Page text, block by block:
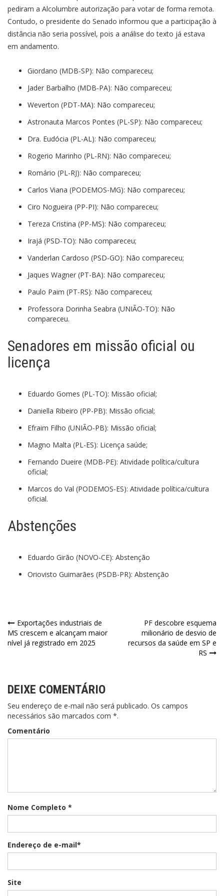
pediram a Alcolumbre autorização para votar de forma remota.
Contudo, o presidente do Senado informou que a participação à
distância não seria possível, pois a análise do texto já estava
em andamento.
Giordano (MDB-SP): Não compareceu;
Jader Barbalho (MDB-PA): Não compareceu;
Weverton (PDT-MA): Não compareceu;
Astronauta Marcos Pontes (PL-SP): Não compareceu;
Dra. Eudócia (PL-AL): Não compareceu;
Rogerio Marinho (PL-RN): Não compareceu;
Romário (PL-RJ): Não compareceu;
Carlos Viana (PODEMOS-MG): Não compareceu;
Ciro Nogueira (PP-PI): Não compareceu;
Tereza Cristina (PP-MS): Não compareceu;
Irajá (PSD-TO): Não compareceu;
Vanderlan Cardoso (PSD-GO): Não compareceu;
Jaques Wagner (PT-BA): Não compareceu;
Paulo Paim (PT-RS): Não compareceu;
Professora Dorinha Seabra (UNIÃO-TO): Não
compareceu.
Senadores em missão oficial ou
licença
Eduardo Gomes (PL-TO): Missão oficial;
Daniella Ribeiro (PP-PB): Missão oficial;
Efraim Filho (UNIÃO-PB): Missão oficial;
Magno Malta (PL-ES): Licença saúde;
Fernando Dueire (MDB-PE): Atividade política/cultura
oficial;
Marcos do Val (PODEMOS-ES): Atividade política/cultura
oficial.
Abstenções
Eduardo Girão (NOVO-CE): Abstenção
Oriovisto Guimarães (PSDB-PR): Abstenção
Navegação
de
Exportações industriais de
MS crescem e alcançam maior
nível já registrado em 2025
PF descobre esquema
milionário de desvio de
recursos da saúde em SP e
RS
DEIXE COMENTÁRIO
Seu endereço de e-mail não será publicado. Os campos
necessários são marcados com *.
Comentário
Nome Completo *
Endereço de e-mail*
Site